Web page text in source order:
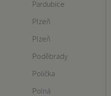
Pardubice
Plzeň
Plzeň
Poděbrady
Polička
Polná